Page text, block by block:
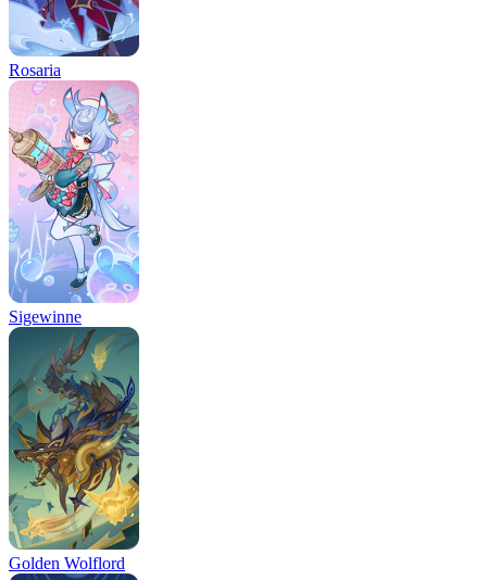
Rosaria
Sigewinne
Golden Wolflord